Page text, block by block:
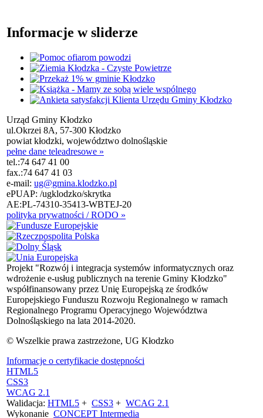
Informacje w sliderze
Urząd Gminy Kłodzko
ul.Okrzei 8A, 57-300 Kłodzko
powiat kłodzki, województwo dolnośląskie
pełne dane teleadresowe »
tel.:74 647 41 00
fax.:74 647 41 03
e-mail: ug@gmina.klodzko.pl
ePUAP: /ugklodzko/skrytka
AE:PL-74310-35413-WBTEJ-20
polityka prywatności / RODO »
Projekt "Rozwój i integracja systemów informatycznych oraz
wdrożenie e-usług publicznych na terenie Gminy Kłodzko"
współfinansowany przez Unię Europejską ze środków
Europejskiego Funduszu Rozwoju Regionalnego w ramach
Regionalnego Programu Operacyjnego Województwa
Dolnośląskiego na lata 2014-2020.
© Wszelkie prawa zastrzeżone, UG Kłodzko
Informacje o certyfikacie dostępności
HTML5
CSS3
WCAG 2.1
Walidacja: HTML5 + CSS3 + WCAG 2.1
Wykonanie CONCEPT Intermedia